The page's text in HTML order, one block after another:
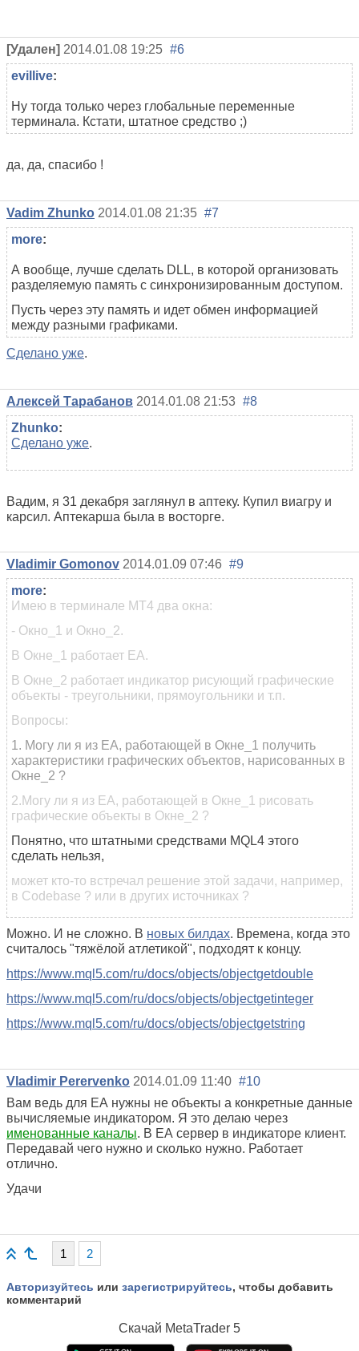
[Удален] 2014.01.08 19:25 #6
evillive:
Ну тогда только через глобальные переменные
терминала. Кстати, штатное средство ;)
да, да, спасибо !
Vadim Zhunko 2014.01.08 21:35 #7
more:
А вообще, лучше сделать DLL, в которой организовать
разделяемую память с синхронизированным доступом.
Пусть через эту память и идет обмен информацией
между разными графиками.
Сделано уже.
Алексей Тарабанов 2014.01.08 21:53 #8
Zhunko:
Сделано уже.
Вадим, я 31 декабря заглянул в аптеку. Купил виагру и
карсил. Аптекарша была в восторге.
Vladimir Gomonov 2014.01.09 07:46 #9
more:
Имею в терминале МТ4 два окна:
- Окно_1 и Окно_2.
В Окне_1 работает ЕА.
В Окне_2 работает индикатор рисующий графические
объекты - треугольники, прямоугольники и т.п.
Вопросы:
1. Могу ли я из ЕА, работающей в Окне_1 получить
характеристики графических объектов, нарисованных в
Окне_2 ?
2.Могу ли я из ЕА, работающей в Окне_1 рисовать
графические объекты в Окне_2 ?
Понятно, что штатными средствами MQL4 этого
сделать нельзя,
может кто-то встречал решение этой задачи, например,
в Codebase ? или в других источниках ?
Можно. И не сложно. В новых билдах. Времена, когда это
считалось "тяжёлой атлетикой", подходят к концу.
https://www.mql5.com/ru/docs/objects/objectgetdouble
https://www.mql5.com/ru/docs/objects/objectgetinteger
https://www.mql5.com/ru/docs/objects/objectgetstring
Vladimir Perervenko 2014.01.09 11:40 #10
Вам ведь для ЕА нужны не объекты а конкретные данные
вычисляемые индикатором. Я это делаю через
именованные каналы. В ЕА сервер в индикаторе клиент.
Передавай чего нужно и сколько нужно. Работает
отлично.
Удачи
1 2
Авторизуйтесь или зарегистрируйтесь, чтобы добавить
комментарий
Скачай MetaTrader 5